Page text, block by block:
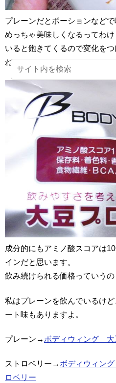
プレーンだとポーションなどで
めっちゃ美味しくなるってわ
いると飽きてくるので変化を
ね。
成分的にもアミノ酸スコアは
インだと思います。
飲み続けられる価格っていうの
私はプレーンを飲んでいるけ
ート味もありますよ。
プレーン→ ボディウィング 大
ストロベリー→ボディウィン
ロベリー